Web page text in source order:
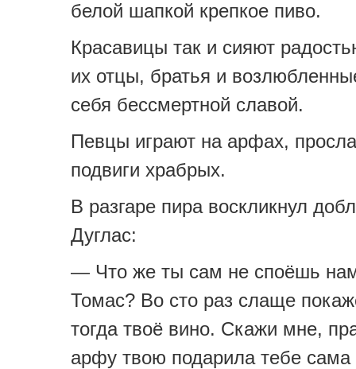
белой шапкой крепкое пиво.
Красавицы так и сияют
их отцы, братья и
себя бессмертной славой.
Певцы играют на арфах,
подвиги храбрых.
В разгаре пира воскликнул
Дуглас:
— Что же ты сам не споёшь
Томас? Во сто раз слаще
тогда твоё вино. Скажи мне,
арфу твою подарила тебе сама